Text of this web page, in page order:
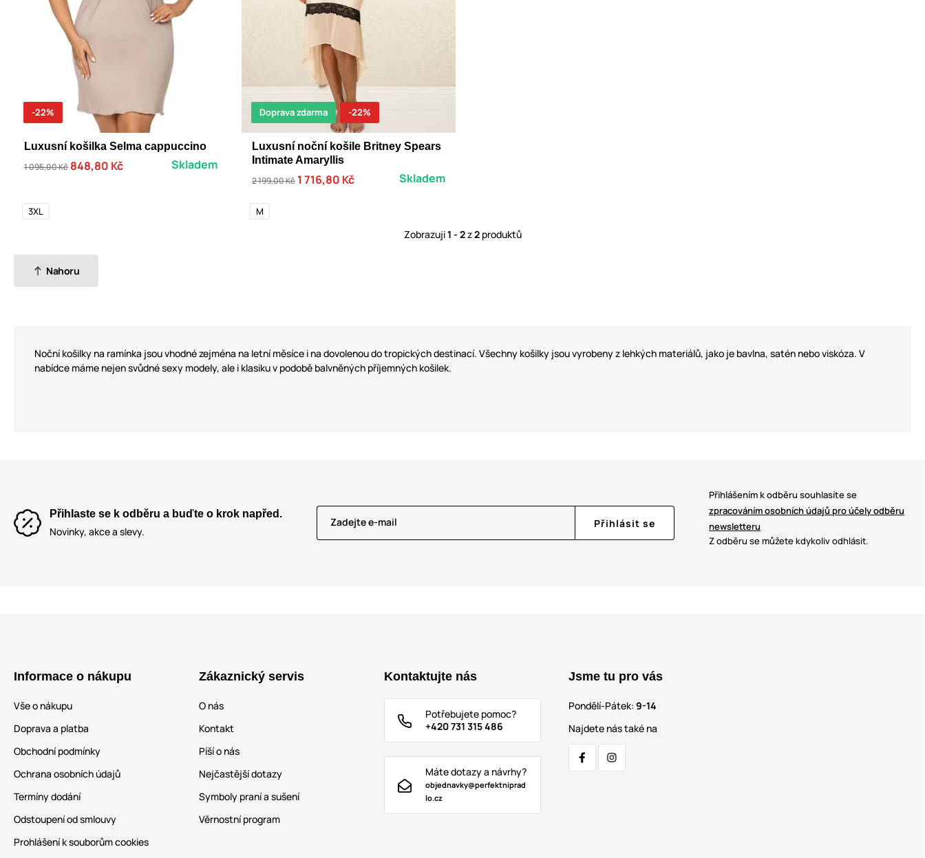
-22%
Luxusní košilka Selma cappuccino
1 095,00 Kč 848,80 Kč Skladem
3XL
Doprava zdarma -22%
Luxusní noční košile Britney Spears
Intimate Amaryllis
2 199,00 Kč 1 716,80 Kč Skladem
M
Nahoru
Zobrazuji1 - 2z2produktů
Noční košilky na ramínka jsou vhodné zejména na letní měsíce i na dovolenou do tropických destinací. Všechny košilky jsou vyrobeny z lehkých materiálů, jako je bavlna, satén nebo viskóza. V
nabídce máme nejen svůdné sexy modely, ale i klasiku v podobě balvněných příjemných košilek.
Přihlaste se k odběru a buďte o krok napřed.
Novinky, akce a slevy.
Zadejte e-mail Přihlásit se
Přihlášením k odběru souhlasíte se
zpracováním osobních údajů pro účely odběru
newsletteru
Z odběru se můžete kdykoliv odhlásit.
Informace o nákupu
Vše o nákupu
Doprava a platba
Obchodní podmínky
Ochrana osobních údajů
Termíny dodání
Odstoupení od smlouvy
Prohlášení k souborům cookies
Zákaznický servis
O nás
Kontakt
Píší o nás
Nejčastější dotazy
Symboly praní a sušení
Věrnostní program
Kontaktujte nás
Potřebujete pomoc?
+420 731 315 486
Máte dotazy a návrhy?
objednavky@perfektniprad
lo.cz
Jsme tu pro vás
Pondělí-Pátek:9-14
Najdete nás také na